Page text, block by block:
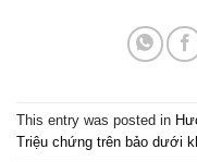
This entry was posted in
Triệu chứng trên bảo dưới